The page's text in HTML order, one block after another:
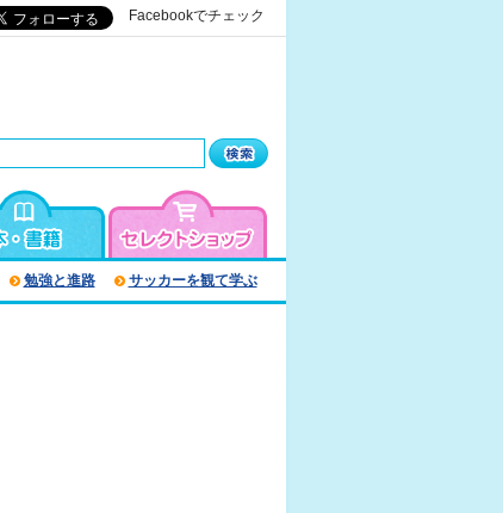
Facebookでチェック
勉強と進路 サッカーを観て学ぶ